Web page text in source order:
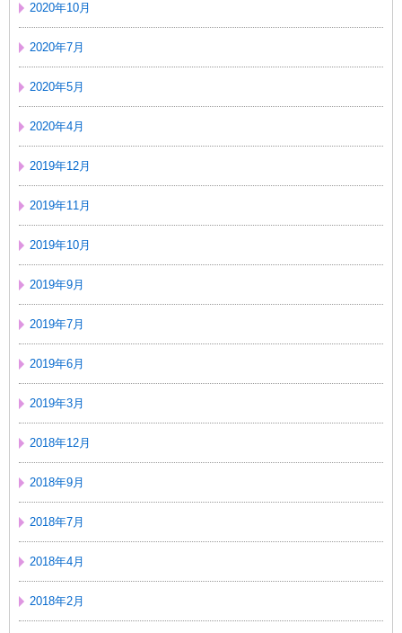
2020年10月
2020年7月
2020年5月
2020年4月
2019年12月
2019年11月
2019年10月
2019年9月
2019年7月
2019年6月
2019年3月
2018年12月
2018年9月
2018年7月
2018年4月
2018年2月